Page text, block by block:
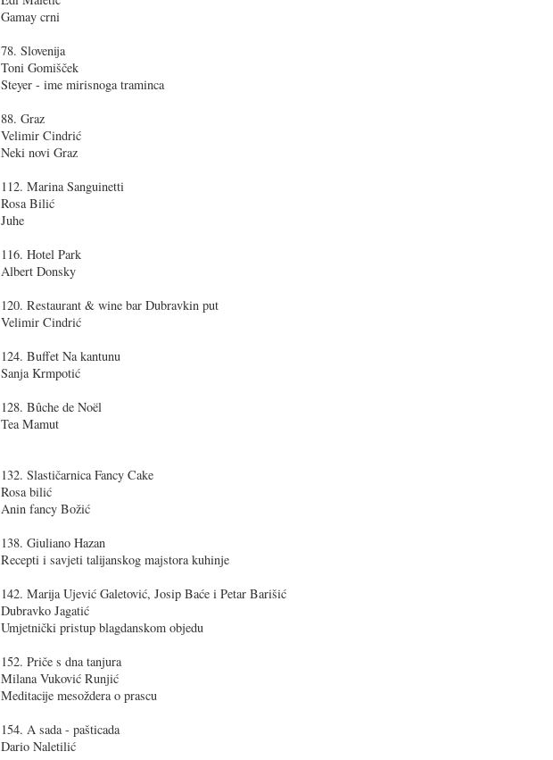
Gamay crni
78. Slovenija
Toni Gomišček
Steyer - ime mirisnoga traminca
88. Graz
Velimir Cindrić
Neki novi Graz
112. Marina Sanguinetti
Rosa Bilić
Juhe
116. Hotel Park
Albert Donsky
120. Restaurant & wine bar Dubravkin put
Velimir Cindrić
124. Buffet Na kantunu
Sanja Krmpotić
128. Bûche de Noël
Tea Mamut
132. Slastičarnica Fancy Cake
Rosa bilić
Anin fancy Božić
138. Giuliano Hazan
Recepti i savjeti talijanskog majstora kuhinje
142. Marija Ujević Galetović, Josip Baće i Petar Barišić
Dubravko Jagatić
Umjetnički pristup blagdanskom objedu
152. Priče s dna tanjura
Milana Vuković Runjić
Meditacije mesoždera o prascu
154. A sada - pašticada
Dario Naletilić